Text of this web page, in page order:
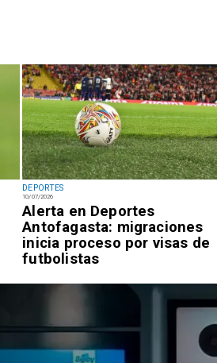
DEPORTES
10/07/2026
Alerta en Deportes
Antofagasta: migraciones
inicia proceso por visas de
futbolistas